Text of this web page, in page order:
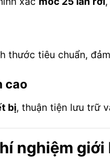
thước tiêu chuẩn,
cao
bị, thuận tiện lưu trữ
nghiệm